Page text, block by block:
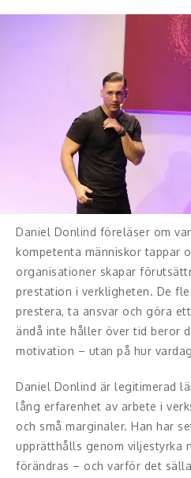
Workshopledare, facilitator
Radio och TV-profiler
Underhållning och event
Ljus och belysning
Komiker
Konst
Middagsunderhållning
Musiker
Something a Little Different
Daniel Donlind föreläser om
kompetenta människor tappar
organisationer skapar
prestation i verkligheten. De
prestera, ta ansvar och göra
ändå inte håller över tid beror
motivation – utan på hur
Daniel Donlind är legitimerad
lång erfarenhet av arbete i
och små marginaler. Han har
upprätthålls genom viljestyrka
förändras – och varför det